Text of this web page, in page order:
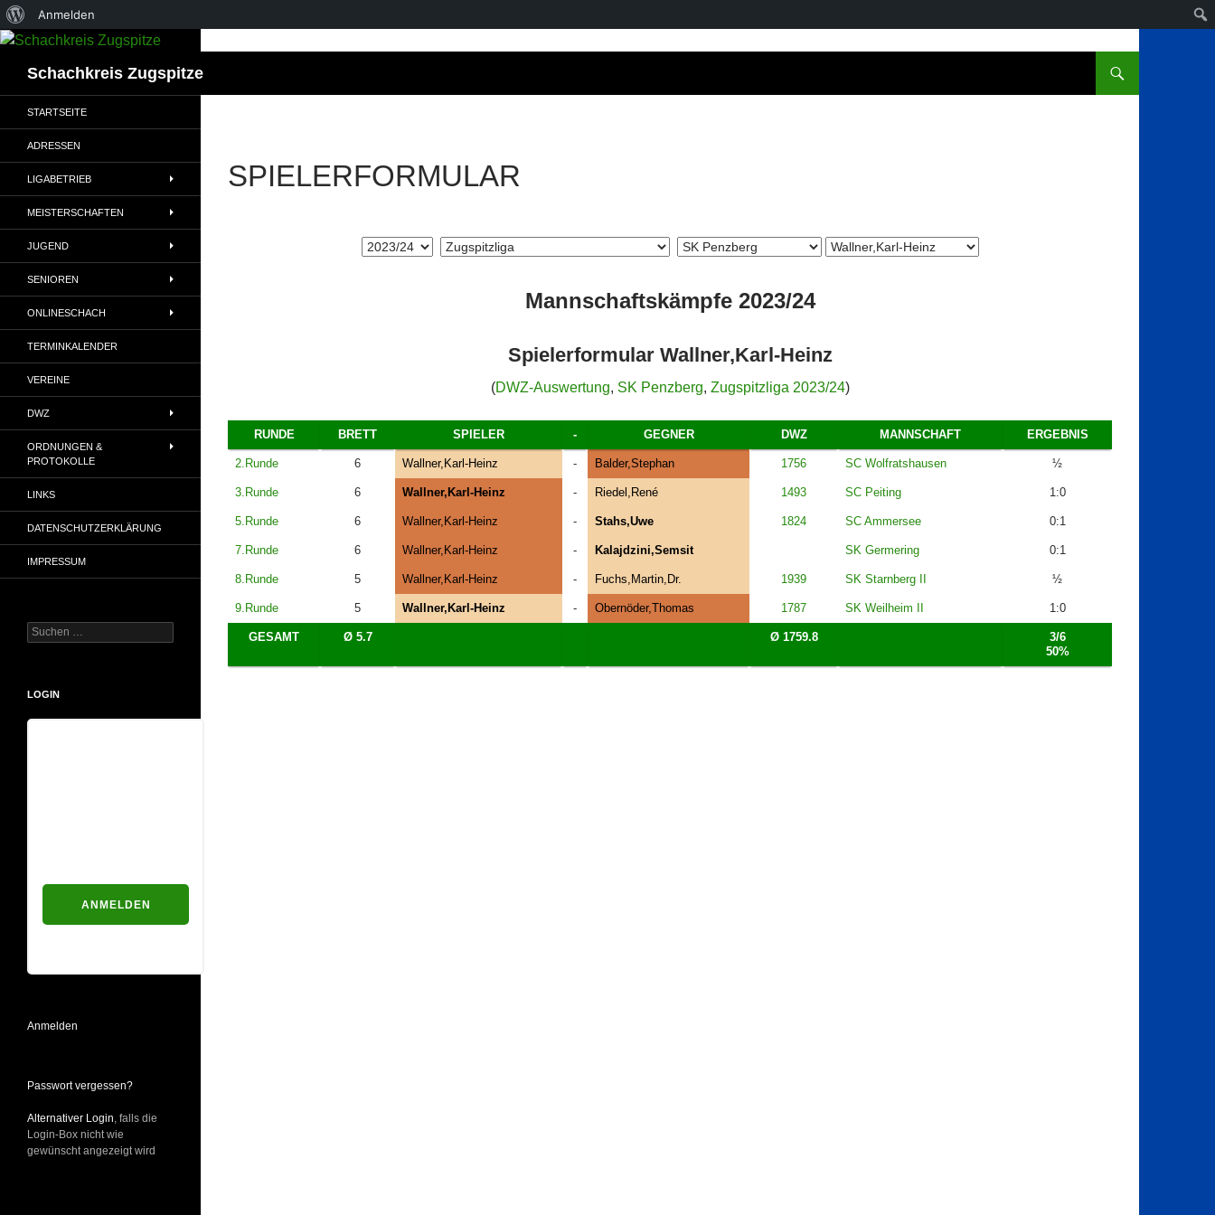
Über
WordPress
Anmelden
Schachkreis Zugspitze
SPIELERFORMULAR
Mannschaftskämpfe 2023/24
Spielerformular Wallner,Karl-Heinz
(DWZ-Auswertung, SK Penzberg, Zugspitzliga 2023/24)
RUNDE BRETT SPIELER - GEGNER DWZ MANNSCHAFT ERGEBNIS
2.Runde 6 Wallner,Karl-Heinz - Balder,Stephan 1756 SC Wolfratshausen ½
3.Runde 6 Wallner,Karl-Heinz - Riedel,René 1493 SC Peiting 1:0
5.Runde 6 Wallner,Karl-Heinz - Stahs,Uwe 1824 SC Ammersee 0:1
7.Runde 6 Wallner,Karl-Heinz - Kalajdzini,Semsit SK Germering 0:1
8.Runde 5 Wallner,Karl-Heinz - Fuchs,Martin,Dr. 1939 SK Starnberg II ½
9.Runde 5 Wallner,Karl-Heinz - Obernöder,Thomas 1787 SK Weilheim II 1:0
GESAMT Ø 5.7 Ø 1759.8
3/6
50%
STARTSEITE
ADRESSEN
LIGABETRIEB
MEISTERSCHAFTEN
JUGEND
SENIOREN
ONLINESCHACH
TERMINKALENDER
VEREINE
DWZ
ORDNUNGEN &
PROTOKOLLE
LINKS
DATENSCHUTZERKLÄRUNG
IMPRESSUM
Suchen
nach:
LOGIN
Anmelden
Passwort vergessen?
Alternativer Login , falls die
Login-Box nicht wie
gewünscht angezeigt wird